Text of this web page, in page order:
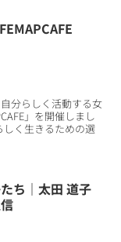
分らしく活動する女
」を開催しまし
しく生きるための選
ち｜太田 道子